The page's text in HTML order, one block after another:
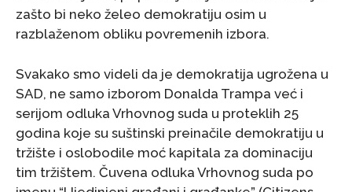
zašto bi neko želeo demokratiju osim u
razblaženom obliku povremenih izbora.
Svakako smo videli da je demokratija ugrožena u
SAD, ne samo izborom Donalda Trampa već i
serijom odluka Vrhovnog suda u proteklih 25
godina koje su suštinski preinačile demokratiju u
tržište i oslobodile moć kapitala za dominaciju
tim tržištem. Čuvena odluka Vrhovnog suda po